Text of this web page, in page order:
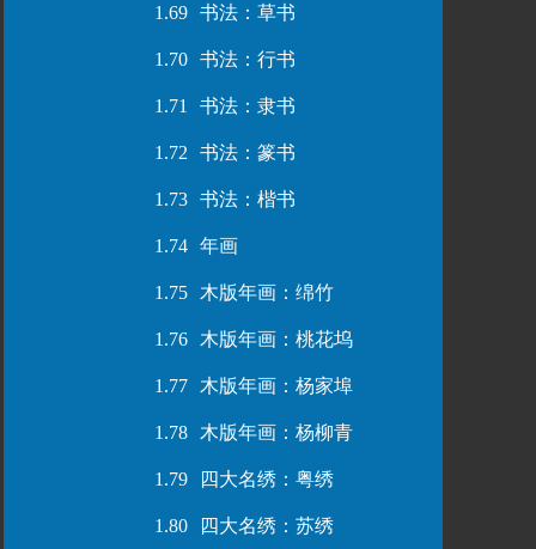
1.69 书法：草书
1.70 书法：行书
1.71 书法：隶书
1.72 书法：篆书
1.73 书法：楷书
1.74 年画
1.75 木版年画：绵竹
1.76 木版年画：桃花坞
1.77 木版年画：杨家埠
1.78 木版年画：杨柳青
1.79 四大名绣：粤绣
1.80 四大名绣：苏绣